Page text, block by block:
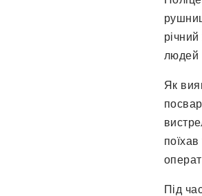
людей
Як
Під